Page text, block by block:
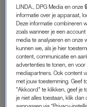
2. PRACHTIGE
Het land telt meer dan
het strandhoppen kan
Knip en de Kleine
Beach. Deze stranden
LINDA., DPG Media en onze
informatie over je apparaat,
Deze informatie combineren
zoals wanneer je een
media te analyseren en onze
kunnen we, als je hier
content, communicatie en
advertenties te tonen, en
mediapartners. Ook content
met jouw toestemming. Geef
"Akkoord" te klikken, geef je
je niet alles toestaan, klik dan
aanpassen via “Privacy-